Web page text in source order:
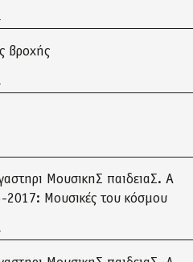
βροχής
ΜουσικηΣ παιδειαΣ. Α
2017: Μουσικές του κόσμου